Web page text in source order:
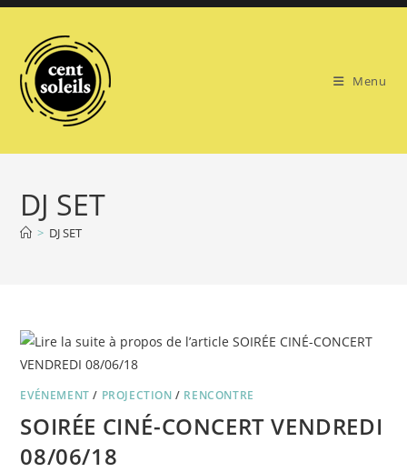
Skip
content
Menu
DJ SET
> DJ SET
EVÉNEMENT / PROJECTION / RENCONTRE
SOIRÉE CINÉ-CONCERT VENDREDI
08/06/18